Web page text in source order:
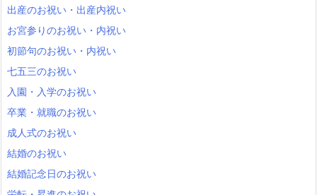
出産のお祝い・出産内祝い
お宮参りのお祝い・内祝い
初節句のお祝い・内祝い
七五三のお祝い
入園・入学のお祝い
卒業・就職のお祝い
成人式のお祝い
結婚のお祝い
結婚記念日のお祝い